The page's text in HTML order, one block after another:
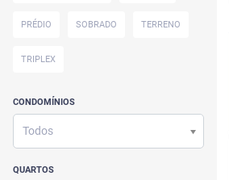
PRÉDIO SOBRADO TERRENO
TRIPLEX
CONDOMÍNIOS
Todos
QUARTOS